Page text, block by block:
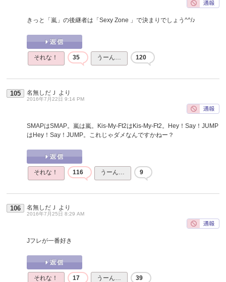
きっと「嵐」の後継者は「Sexy Zone 」で決まりでしょう^^/♪
それな！ 35 うーん… 120
105 名無しだＪ より
2016年7月22日 9:14 PM
SMAPはSMAP。嵐は嵐。Kis-My-Ft2はKis-My-Ft2。Hey！Say！JUMP
はHey！Say！JUMP。これじゃダメなんですかねー？
それな！ 116 うーん… 9
106 名無しだＪ より
2016年7月25日 8:29 AM
Jフレが一番好き
それな！ 17 うーん… 39